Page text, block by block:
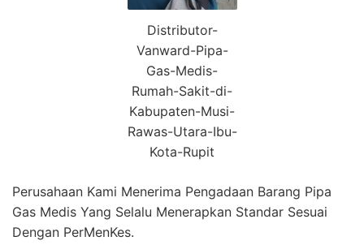
Distributor-
Vanward-Pipa-
Gas-Medis-
Rumah-Sakit-di-
Kabupaten-Musi-
Rawas-Utara-Ibu-
Kota-Rupit
Perusahaan Kami Menerima Pengadaan Barang Pipa
Gas Medis Yang Selalu Menerapkan Standar Sesuai
Dengan PerMenKes.